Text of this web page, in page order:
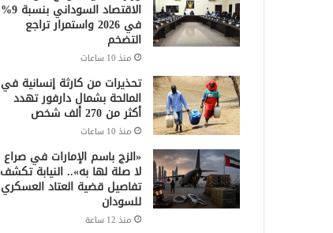
الاقتصاد السوداني بنسبة 9%
في 2026 واستمرار تراجع
التضخم
منذ 10 ساعات
تحذيرات من كارثة إنسانية في
المالحة بشمال دارفور تهدد
أكثر من 270 ألف شخص
منذ 10 ساعات
«الزج باسم الإمارات في صراع
لا صلة لها به».. النيابة تكشف
تفاصيل قضية العتاد العسكري
للسودان
منذ 12 ساعة